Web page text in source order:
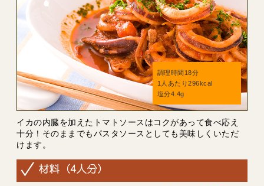
調理時間18分
1人あたり296kcal
塩分4.4g
イカの内臓を加えたトマトソースはコクがあって食べ応え
十分！そのままでもパスタソースとしても美味しくいただ
けます。